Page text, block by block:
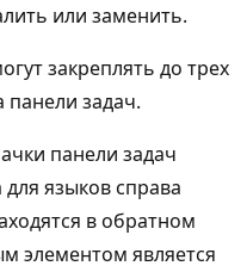
или заменить.
закреплять до трех
задач.
панели задач
языков справа
в обратном
элементом является